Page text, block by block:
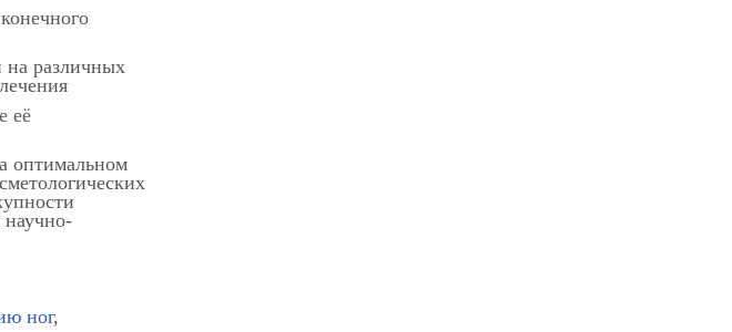
на различных
её
оптимальном
ног,